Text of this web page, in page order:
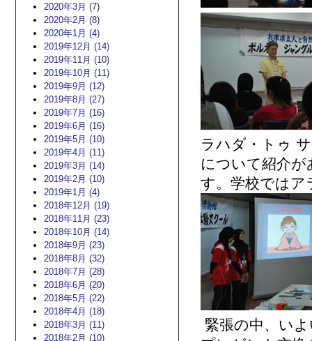
2020年3月 (7)
2020年2月 (8)
2020年1月 (4)
2019年12月 (14)
2019年11月 (10)
2019年10月 (11)
2019年9月 (12)
2019年8月 (27)
2019年7月 (16)
2019年6月 (16)
2019年5月 (10)
2019年4月 (11)
2019年3月 (14)
2019年2月 (10)
2019年1月 (4)
2018年12月 (19)
2018年11月 (23)
2018年10月 (14)
2018年9月 (23)
2018年8月 (32)
2018年7月 (28)
2018年6月 (20)
2018年5月 (22)
2018年4月 (18)
2018年3月 (11)
2018年2月 (10)
ラハダ・トゥ
について紹介が
す。学校ではア
緊張の中、い